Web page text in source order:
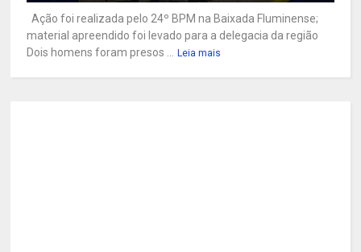
Ação foi realizada pelo 24º BPM na Baixada Fluminense;
material apreendido foi levado para a delegacia da região
Dois homens foram presos ...
Leia mais